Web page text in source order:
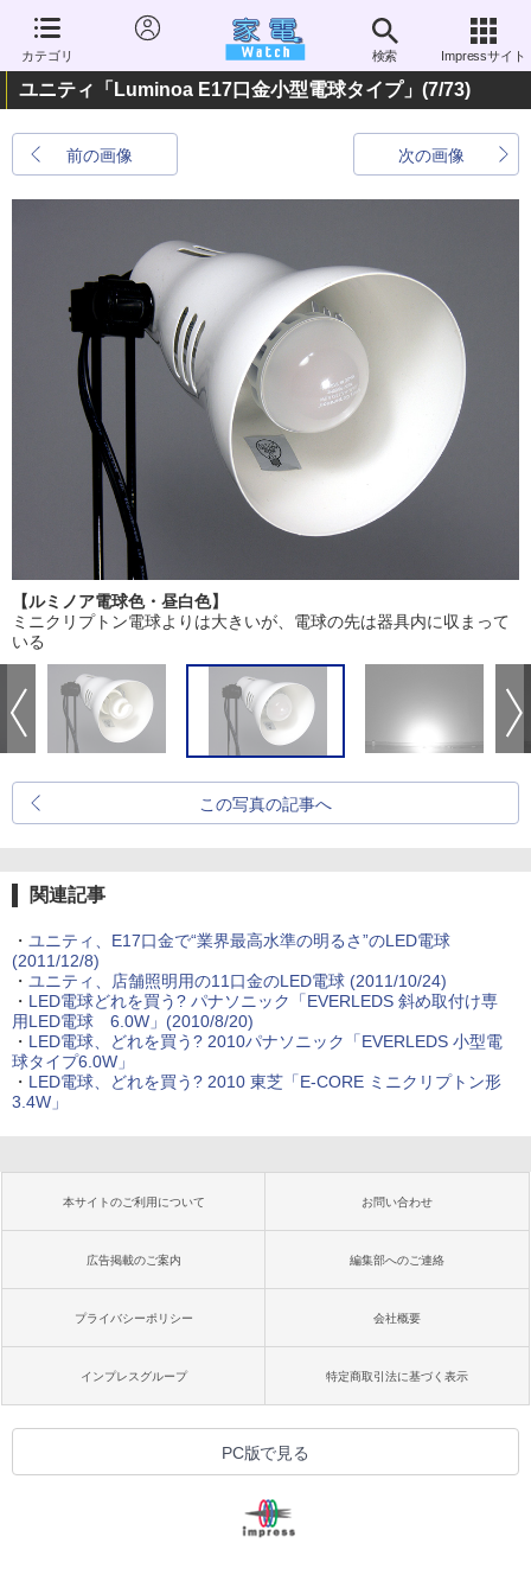
カテゴリ 検索 Impressサイト
ユニティ「Luminoa E17口金小型電球タイプ」 (7/73)
前の画像 次の画像
【ルミノア電球色・昼白色】
ミニクリプトン電球よりは大きいが、電球の先は器具内に収まって
いる
この写真の記事へ
関連記事
・ ユニティ、E17口金で“業界最高水準の明るさ”のLED電球
(2011/12/8)
・ ユニティ、店舗照明用の11口金のLED電球 (2011/10/24)
・ LED電球どれを買う? パナソニック「EVERLEDS 斜め取付け専
用LED電球 6.0W」(2010/8/20)
・ LED電球、どれを買う? 2010パナソニック「EVERLEDS 小型電
球タイプ6.0W」
・ LED電球、どれを買う? 2010 東芝「E-CORE ミニクリプトン形
3.4W」
本サイトのご利用について お問い合わせ
広告掲載のご案内 編集部へのご連絡
プライバシーポリシー 会社概要
インプレスグループ 特定商取引法に基づく表示
PC版で見る